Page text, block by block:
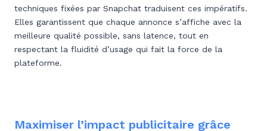
techniques fixées par Snapchat traduisent ces impératifs.
Elles garantissent que chaque annonce s’affiche avec la
meilleure qualité possible, sans latence, tout en
respectant la fluidité d’usage qui fait la force de la
plateforme.
Maximiser l’impact publicitaire grâce